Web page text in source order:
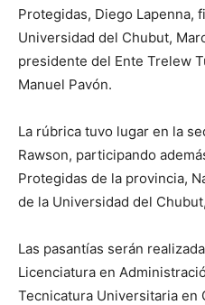
Protegidas, Diego Lapenna,
Universidad del Chubut,
presidente del Ente Trelew
Manuel Pavón.
La rúbrica tuvo lugar en la
Rawson, participando
Protegidas de la provincia,
de la Universidad del
Las pasantías serán
Licenciatura en
Tecnicatura Universitaria en